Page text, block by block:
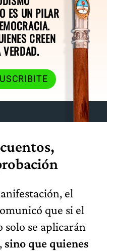
ES UN PILAR
CREEN
VERDAD.
el
que si el
se aplicarán
sino que quienes